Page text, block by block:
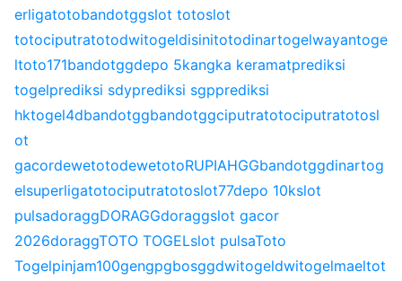
erligatotobandotggslot totoslot
totociputratotodwitogeldisinitotodinartogelwayantoge
ltoto171bandotggdepo 5kangka keramatprediksi
togelprediksi sdyprediksi sgpprediksi
hktogel4dbandotggbandotggciputratotociputratotosl
ot
gacordewetotodewetotoRUPIAHGGbandotggdinartog
elsuperligatotociputratotoslot77depo 10kslot
pulsadoraggDORAGGdoraggslot gacor
2026doraggTOTO TOGELslot pulsaToto
Togelpinjam100gengpgbosggdwitogeldwitogelmaeltot